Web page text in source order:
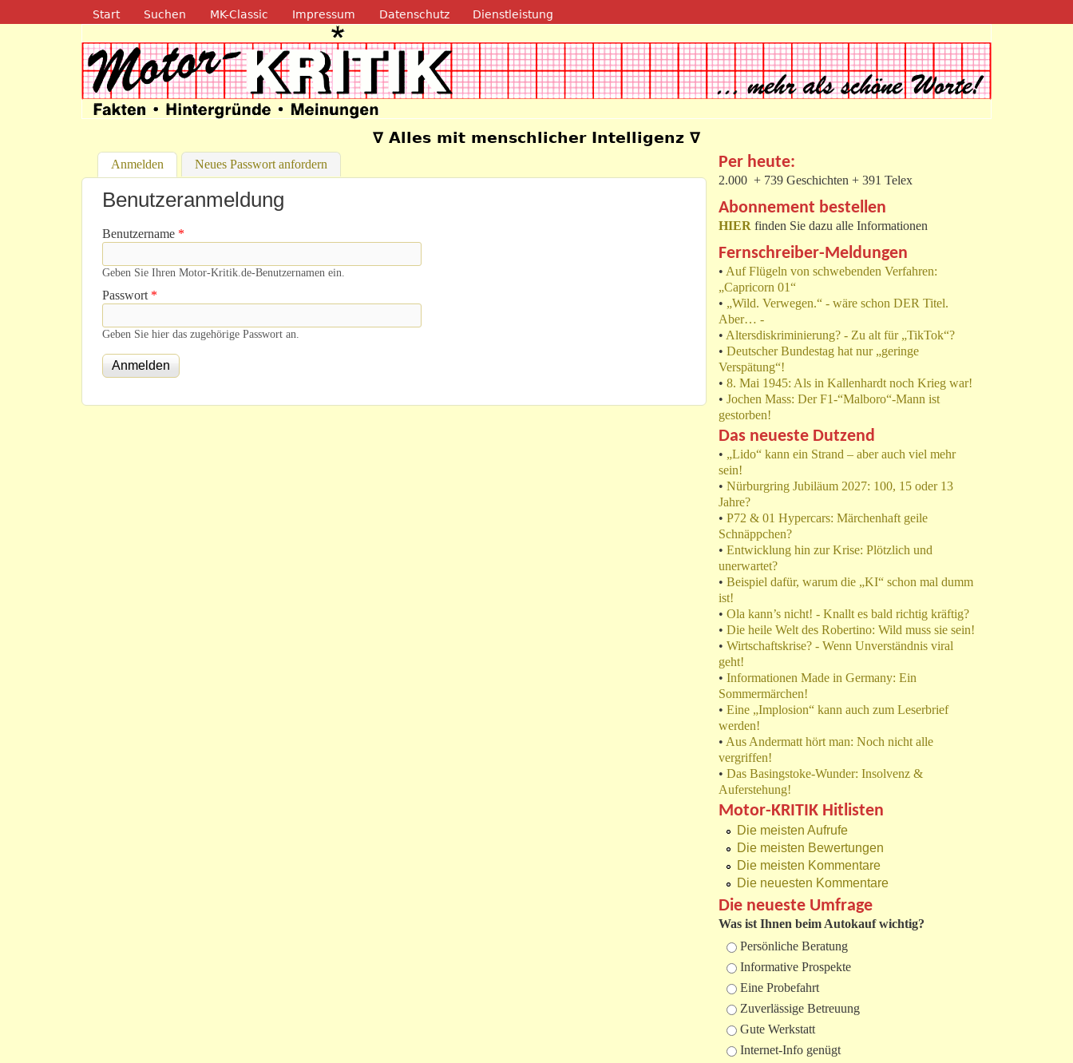
Direkt zum Inhalt
Navigation
Start Suchen MK-Classic Impressum Datenschutz Dienstleistung
Motor-Kritik.de∇ Alles mit menschlicher Intelligenz ∇
Anmelden (aktiver Reiter)
Neues Passwort anfordern
Benutzeranmeldung
Benutzername *
Geben Sie Ihren Motor-Kritik.de-Benutzernamen ein.
Passwort *
Geben Sie hier das zugehörige Passwort an.
Per heute:
2.000 + 739 Geschichten + 391 Telex
Abonnement bestellen
HIER finden Sie dazu alle Informationen
Fernschreiber-Meldungen
• Auf Flügeln von schwebenden Verfahren:
„Capricorn 01“
• „Wild. Verwegen.“ - wäre schon DER Titel.
Aber… -
• Altersdiskriminierung? - Zu alt für „TikTok“?
• Deutscher Bundestag hat nur „geringe
Verspätung“!
• 8. Mai 1945: Als in Kallenhardt noch Krieg war!
• Jochen Mass: Der F1-“Malboro“-Mann ist
gestorben!
Das neueste Dutzend
• „Lido“ kann ein Strand – aber auch viel mehr
sein!
• Nürburgring Jubiläum 2027: 100, 15 oder 13
Jahre?
• P72 & 01 Hypercars: Märchenhaft geile
Schnäppchen?
• Entwicklung hin zur Krise: Plötzlich und
unerwartet?
• Beispiel dafür, warum die „KI“ schon mal dumm
ist!
• Ola kann’s nicht! - Knallt es bald richtig kräftig?
• Die heile Welt des Robertino: Wild muss sie sein!
• Wirtschaftskrise? - Wenn Unverständnis viral
geht!
• Informationen Made in Germany: Ein
Sommermärchen!
• Eine „Implosion“ kann auch zum Leserbrief
werden!
• Aus Andermatt hört man: Noch nicht alle
vergriffen!
• Das Basingstoke-Wunder: Insolvenz &
Auferstehung!
Motor-KRITIK Hitlisten
Die meisten Aufrufe
Die meisten Bewertungen
Die meisten Kommentare
Die neuesten Kommentare
Die neueste Umfrage
Was ist Ihnen beim Autokauf wichtig?
Auswahlmöglichkeiten
Persönliche Beratung
Informative Prospekte
Eine Probefahrt
Zuverlässige Betreuung
Gute Werkstatt
Internet-Info genügt